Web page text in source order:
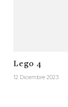
Lego 4
12 Dicembre 2023